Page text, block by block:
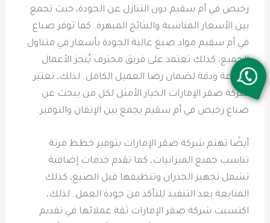
رخيص في أم سقيم دون التنازل عن الجودة، حيث تجمع
بين الأسعار المناسبة والنتائج المبهرة. كما توفر صباغ
في أم سقيم مواد صبغ عالية الجودة بأسعار في متناول
الجميع، كذلك تعتمد على فريق محترف يُنجز الأعمال
بسرعة ودقة لضمان رضا العميل الكامل. لذلك، تعتبر
شركة صقر الإمارات الخيار الأمثل لكل من يبحث عن
صباغ رخيص في أم سقيم يجمع بين الإتقان والتوفير.
أيضًا تهتم شركة صقر الإمارات بتوفير خطط مرنة
تناسب جميع الميزانيات، كما تقدم خدمات إضافية
تشمل تجهيز الجدران وتنظيفها قبل الصبغ، كذلك
المتابعة بعد التنفيذ للتأكد من جودة العمل. لذلك،
اكتسبت شركة صقر الإمارات ثقة عملائها في تقديم